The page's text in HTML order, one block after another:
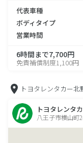
代表車種
ボディタイプ
営業時間
6時間まで7,700円
免責補償制度1,100円
トヨタレンタカー北
トヨタレンタ
八王子市横山町